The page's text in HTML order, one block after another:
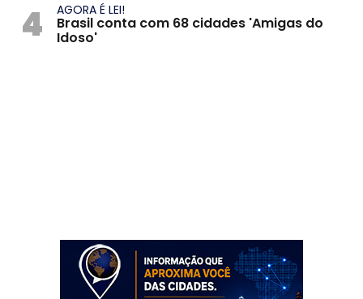
4 AGORA É LEI!
Brasil conta com 68 cidades 'Amigas do
Idoso'